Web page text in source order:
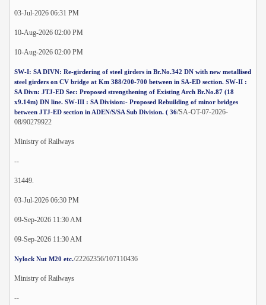
03-Jul-2026 06:31 PM
10-Aug-2026 02:00 PM
10-Aug-2026 02:00 PM
SW-I: SA DIVN: Re-girdering of steel girders in Br.No.342 DN with new metallised
steel girders on CV bridge at Km 388/200-700 between in SA-ED section. SW-II :
SA Divn: JTJ-ED Sec: Proposed strengthening of Existing Arch Br.No.87 (18
x9.14m) DN line. SW-III : SA Division:- Proposed Rebuilding of minor bridges
between JTJ-ED section in ADEN/S/SA Sub Division. ( 36/SA-OT-07-2026-
08/90279922
Ministry of Railways
--
31449.
03-Jul-2026 06:30 PM
09-Sep-2026 11:30 AM
09-Sep-2026 11:30 AM
Nylock Nut M20 etc./22262356/107110436
Ministry of Railways
--